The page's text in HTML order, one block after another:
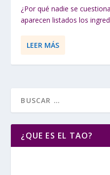
¿Por qué nadie se
aparecen listados los
LEER MÁS
¿QUE ES EL TAO?